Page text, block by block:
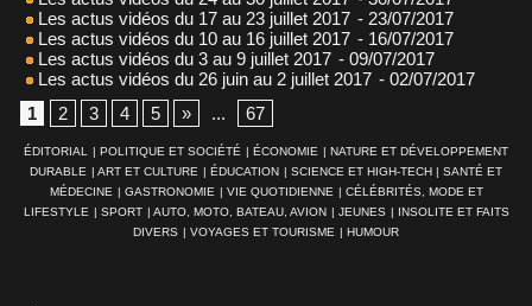
Les actus vidéos du 17 au 23 juillet 2017 - 23/07/2017
Les actus vidéos du 10 au 16 juillet 2017 - 16/07/2017
Les actus vidéos du 3 au 9 juillet 2017 - 09/07/2017
Les actus vidéos du 26 juin au 2 juillet 2017 - 02/07/2017
1
2 3 4 5 » ... 67
ÉDITORIAL | POLITIQUE ET SOCIÉTÉ | ÉCONOMIE | NATURE ET DÉVELOPPEMENT
DURABLE | ART ET CULTURE | ÉDUCATION | SCIENCE ET HIGH-TECH | SANTÉ ET
MÉDECINE | GASTRONOMIE | VIE QUOTIDIENNE | CÉLÉBRITÉS, MODE ET
LIFESTYLE | SPORT | AUTO, MOTO, BATEAU, AVION | JEUNES | INSOLITE ET FAITS
DIVERS | VOYAGES ET TOURISME | HUMOUR